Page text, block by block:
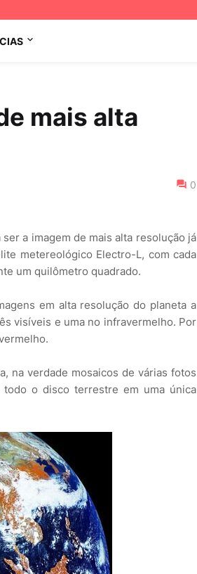
mais alta
0
a imagem de mais alta resolução já
metereológico Electro-L, com cada
um quilômetro quadrado.
em alta resolução do planeta a
visíveis e uma no infravermelho. Por
na verdade mosaicos de várias fotos
o disco terrestre em uma única